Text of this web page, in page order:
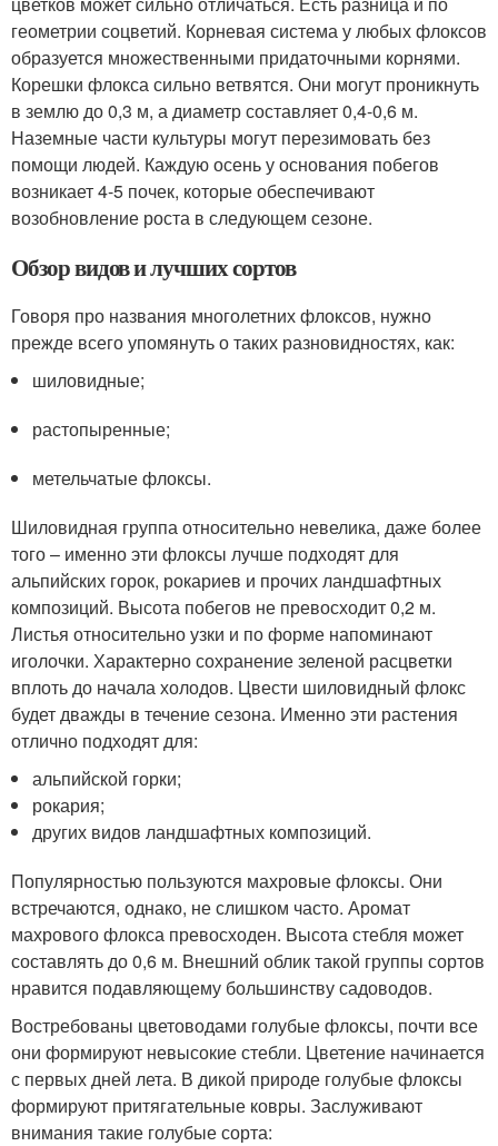
геометрии соцветий. Корневая система у любых флоксов
образуется множественными придаточными корнями.
Корешки флокса сильно ветвятся. Они могут проникнуть
в землю до 0,3 м, а диаметр составляет 0,4-0,6 м.
Наземные части культуры могут перезимовать без
помощи людей. Каждую осень у основания побегов
возникает 4-5 почек, которые обеспечивают
возобновление роста в следующем сезоне.
Обзор видов и лучших сортов
Говоря про названия многолетних флоксов, нужно
прежде всего упомянуть о таких разновидностях, как:
шиловидные;
растопыренные;
метельчатые флоксы.
Шиловидная группа относительно невелика, даже более
того – именно эти флоксы лучше подходят для
альпийских горок, рокариев и прочих ландшафтных
композиций. Высота побегов не превосходит 0,2 м.
Листья относительно узки и по форме напоминают
иголочки. Характерно сохранение зеленой расцветки
вплоть до начала холодов. Цвести шиловидный флокс
будет дважды в течение сезона. Именно эти растения
отлично подходят для:
альпийской горки;
рокария;
других видов ландшафтных композиций.
Популярностью пользуются махровые флоксы. Они
встречаются, однако, не слишком часто. Аромат
махрового флокса превосходен. Высота стебля может
составлять до 0,6 м. Внешний облик такой группы сортов
нравится подавляющему большинству садоводов.
Востребованы цветоводами голубые флоксы, почти все
они формируют невысокие стебли. Цветение начинается
с первых дней лета. В дикой природе голубые флоксы
формируют притягательные ковры. Заслуживают
внимания такие голубые сорта: